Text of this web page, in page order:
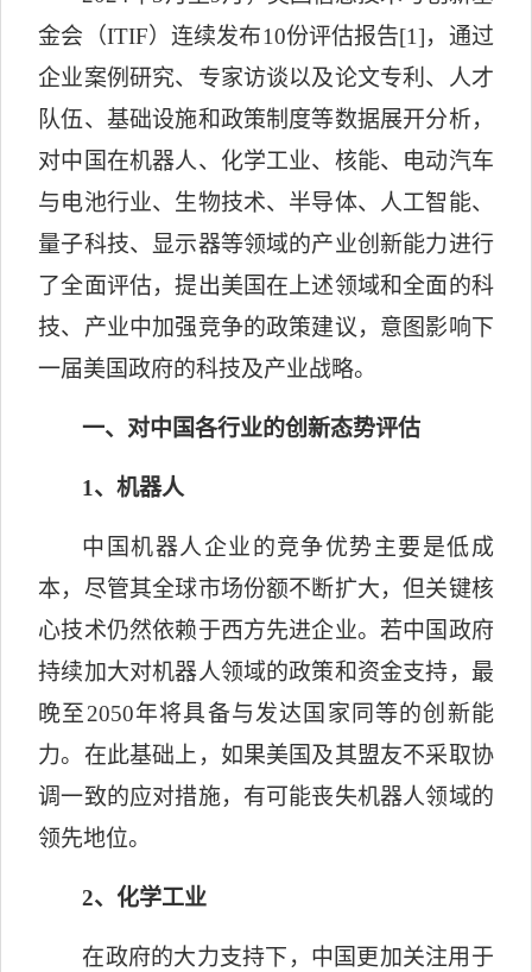
金会（ITIF）连续发布10份评估报告[1]，通过
企业案例研究、专家访谈以及论文专利、人才
队伍、基础设施和政策制度等数据展开分析，
对中国在机器人、化学工业、核能、电动汽车
与电池行业、生物技术、半导体、人工智能、
量子科技、显示器等领域的产业创新能力进行
了全面评估，提出美国在上述领域和全面的科
技、产业中加强竞争的政策建议，意图影响下
一届美国政府的科技及产业战略。
一、对中国各行业的创新态势评估
1、机器人
中国机器人企业的竞争优势主要是低成
本，尽管其全球市场份额不断扩大，但关键核
心技术仍然依赖于西方先进企业。若中国政府
持续加大对机器人领域的政策和资金支持，最
晚至 2050年将具备与发达国家同等的创新能
力。在此基础上，如果美国及其盟友不采取协
调一致的应对措施，有可能丧失机器人领域的
领先地位。
2、化学工业
在政府的大力支持下，中国更加关注用于